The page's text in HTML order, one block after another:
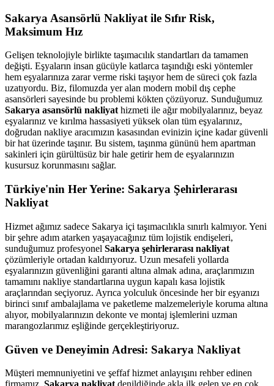
Sakarya Asansörlü Nakliyat ile Sıfır Risk,
Maksimum Hız
Gelişen teknolojiyle birlikte taşımacılık standartları da tamamen
değişti. Eşyaların insan gücüyle katlarca taşındığı eski yöntemler
hem eşyalarınıza zarar verme riski taşıyor hem de süreci çok fazla
uzatıyordu. Biz, filomuzda yer alan modern mobil dış cephe
asansörleri sayesinde bu problemi kökten çözüyoruz. Sunduğumuz
Sakarya asansörlü nakliyat hizmeti ile ağır mobilyalarınız, beyaz
eşyalarınız ve kırılma hassasiyeti yüksek olan tüm eşyalarınız,
doğrudan nakliye aracımızın kasasından evinizin içine kadar güvenli
bir hat üzerinde taşınır. Bu sistem, taşınma gününü hem apartman
sakinleri için gürültüsüz bir hale getirir hem de eşyalarınızın
kusursuz korunmasını sağlar.
Türkiye'nin Her Yerine: Sakarya Şehirlerarası
Nakliyat
Hizmet ağımız sadece Sakarya içi taşımacılıkla sınırlı kalmıyor. Yeni
bir şehre adım atarken yaşayacağınız tüm lojistik endişeleri,
sunduğumuz profesyonel Sakarya şehirlerarası nakliyat
çözümleriyle ortadan kaldırıyoruz. Uzun mesafeli yollarda
eşyalarınızın güvenliğini garanti altına almak adına, araçlarımızın
tamamını nakliye standartlarına uygun kapalı kasa lojistik
araçlarından seçiyoruz. Ayrıca yolculuk öncesinde her bir eşyanızı
birinci sınıf ambalajlama ve paketleme malzemeleriyle koruma altına
alıyor, mobilyalarınızın dekonte ve montaj işlemlerini uzman
marangozlarımız eşliğinde gerçekleştiriyoruz.
Güven ve Deneyimin Adresi: Sakarya Nakliyat
Müşteri memnuniyetini ve şeffaf hizmet anlayışını rehber edinen